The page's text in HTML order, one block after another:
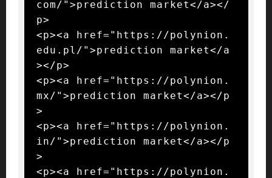
com/">prediction market</a></
p>
<p><a href="https://polynion.
edu.pl/">prediction market</a
></p>
<p><a href="https://polynion.
mx/">prediction market</a></p
>
<p><a href="https://polynion.
in/">prediction market</a></p
>
<p><a href="https://polynion.